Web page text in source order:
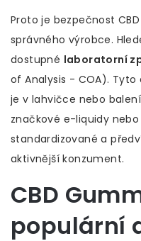
Proto je bezpečnost
správného výrobce.
dostupné laboratorní
of Analysis - COA).
je v lahvičce nebo
značkové e-liquidy
standardizované a
aktivnější konzument.
CBD
populární